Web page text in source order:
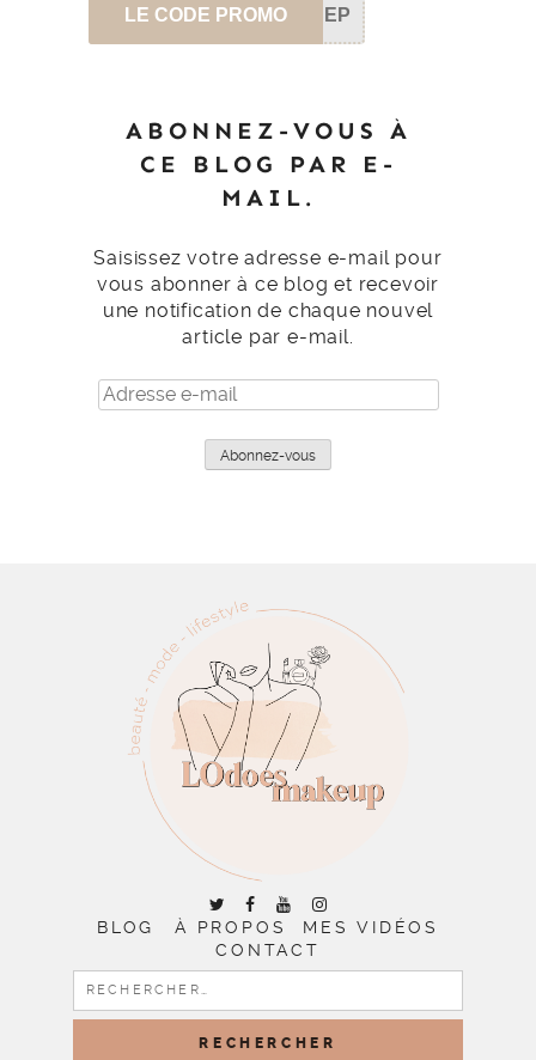
LE CODE PROMO SEP
ABONNEZ-VOUS À
CE BLOG PAR E-
MAIL.
Saisissez votre adresse e-mail pour
vous abonner à ce blog et recevoir
une notification de chaque nouvel
article par e-mail.
Adresse
e-
Abonnez-vous
BLOG À PROPOS
MES VIDÉOS
CONTACT
RECHERCHER :